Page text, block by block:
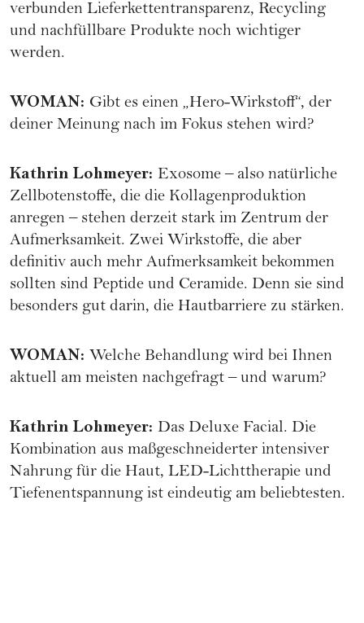
verbunden Lieferkettentransparenz, Recycling
und nachfüllbare Produkte noch wichtiger
werden.
WOMAN: Gibt es einen „Hero-Wirkstoff“, der
deiner Meinung nach im Fokus stehen wird?
Kathrin Lohmeyer: Exosome – also natürliche
Zellbotenstoffe, die die Kollagenproduktion
anregen – stehen derzeit stark im Zentrum der
Aufmerksamkeit. Zwei Wirkstoffe, die aber
definitiv auch mehr Aufmerksamkeit bekommen
sollten sind Peptide und Ceramide. Denn sie sind
besonders gut darin, die Hautbarriere zu stärken.
WOMAN: Welche Behandlung wird bei Ihnen
aktuell am meisten nachgefragt – und warum?
Kathrin Lohmeyer: Das Deluxe Facial. Die
Kombination aus maßgeschneiderter intensiver
Nahrung für die Haut, LED-Lichttherapie und
Tiefenentspannung ist eindeutig am beliebtesten.